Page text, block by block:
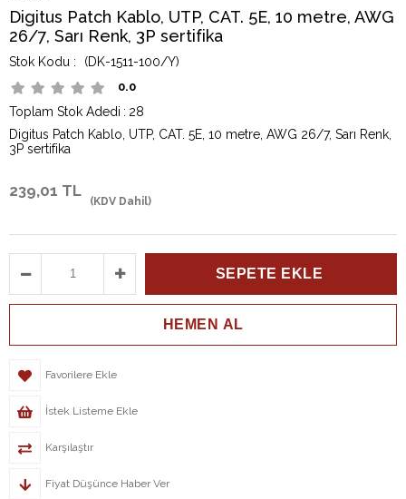
Digitus Patch Kablo, UTP, CAT. 5E, 10 metre, AWG
26/7, Sarı Renk, 3P sertifika
(DK-1511-100/Y)
0.0
Toplam Stok Adedi : 28
Digitus Patch Kablo, UTP, CAT. 5E, 10 metre, AWG 26/7, Sarı Renk,
3P sertifika
239,01 TL
(KDV Dahil)
Favorilere Ekle
İstek Listeme Ekle
Karşılaştır
Fiyat Düşünce Haber Ver